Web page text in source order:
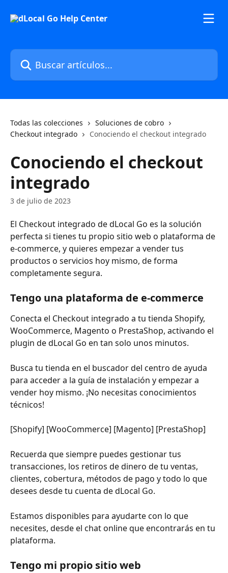
Buscar artículos...
Todas las colecciones
Soluciones de cobro
Checkout integrado
Conociendo el checkout integrado
Conociendo el checkout
integrado
3 de julio de 2023
El Checkout integrado de dLocal Go es la solución
perfecta si tienes tu propio sitio web o plataforma de
e-commerce, y quieres empezar a vender tus
productos o servicios hoy mismo, de forma
completamente segura.
Tengo una plataforma de e-commerce
Conecta el Checkout integrado a tu tienda Shopify,
WooCommerce, Magento o PrestaShop, activando el
plugin de dLocal Go en tan solo unos minutos.
Busca tu tienda en el buscador del centro de ayuda
para acceder a la guía de instalación y empezar a
vender hoy mismo. ¡No necesitas conocimientos
técnicos!
[Shopify] [WooCommerce] [Magento] [PrestaShop]
Recuerda que siempre puedes gestionar tus
transacciones, los retiros de dinero de tu ventas,
clientes, cobertura, métodos de pago y todo lo que
desees desde tu cuenta de dLocal Go.
Estamos disponibles para ayudarte con lo que
necesites, desde el chat online que encontrarás en tu
plataforma.
Tengo mi propio sitio web